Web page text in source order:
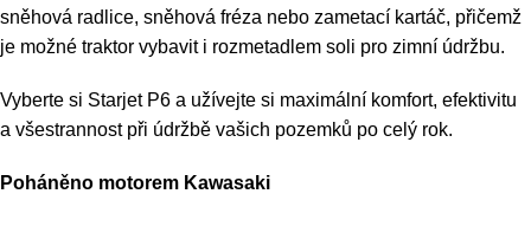
sněhová radlice, sněhová fréza nebo zametací kartáč, přičemž
je možné traktor vybavit i rozmetadlem soli pro zimní údržbu.
Vyberte si Starjet P6 a užívejte si maximální komfort, efektivitu
a všestrannost při údržbě vašich pozemků po celý rok.
Poháněno motorem Kawasaki